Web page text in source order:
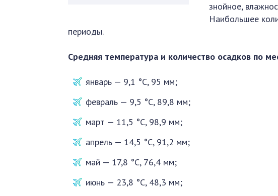
знойное,
Наибольшее
периоды.
Средняя температура и количество осадков по
январь — 9,1 °C, 95 мм;
февраль — 9,5 °C, 89,8 мм;
март — 11,5 °C, 98,9 мм;
апрель — 14,5 °C, 91,2 мм;
май — 17,8 °C, 76,4 мм;
июнь — 23,8 °C, 48,3 мм;